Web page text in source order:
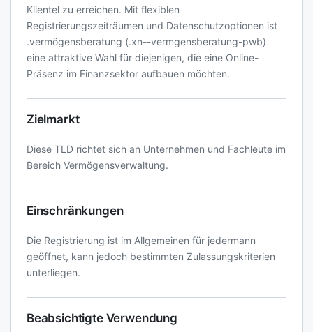
Klientel zu erreichen. Mit flexiblen
Registrierungszeiträumen und Datenschutzoptionen ist
.vermögensberatung (.xn--vermgensberatung-pwb)
eine attraktive Wahl für diejenigen, die eine Online-
Präsenz im Finanzsektor aufbauen möchten.
Zielmarkt
Diese TLD richtet sich an Unternehmen und Fachleute im
Bereich Vermögensverwaltung.
Einschränkungen
Die Registrierung ist im Allgemeinen für jedermann
geöffnet, kann jedoch bestimmten Zulassungskriterien
unterliegen.
Beabsichtigte Verwendung